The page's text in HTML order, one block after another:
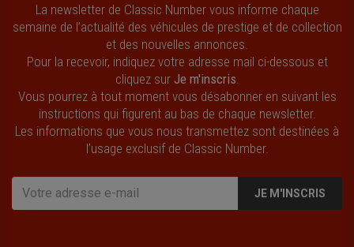
La newsletter de Classic Number vous informe chaque
semaine de l’actualité des véhicules de prestige et de collection
et des nouvelles annonces.
Pour la recevoir, indiquez votre adresse mail ci-dessous et
cliquez sur Je m'inscris
Vous pourrez à tout moment vous désabonner en suivant les
instructions qui figurent au bas de chaque newsletter.
Les informations que vous nous transmettez sont destinées à
l’usage exclusif de Classic Number.
JE M'INSCRIS